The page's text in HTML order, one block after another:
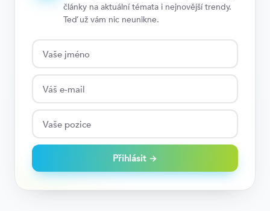
články na aktuální témata i nejnovější trendy.
Teď už vám nic neunikne.
Přihlásit →